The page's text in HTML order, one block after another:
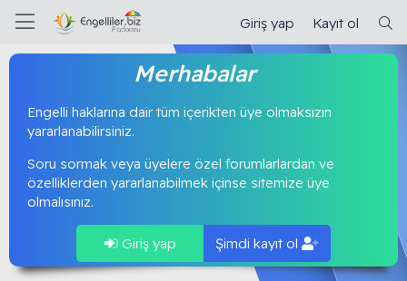
Giriş yap Kayıt ol
Merhabalar
Engelli haklarına dair tüm içerikten üye olmaksızın
yararlanabilirsiniz.
Soru sormak veya üyelere özel forumlarlardan ve
özelliklerden yararlanabilmek içinse sitemize üye
olmalısınız.
Giriş yap Şimdi kayıt ol